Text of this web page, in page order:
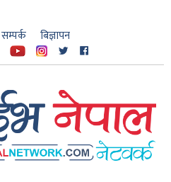
सम्पर्क बिज्ञापन